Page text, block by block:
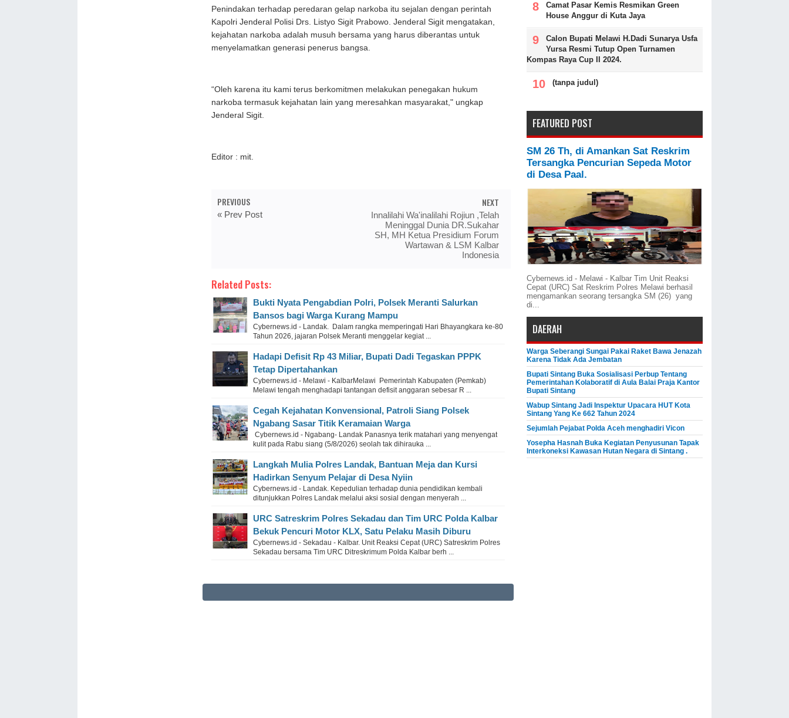
Penindakan terhadap peredaran gelap narkoba itu sejalan dengan perintah
Kapolri Jenderal Polisi Drs. Listyo Sigit Prabowo. Jenderal Sigit mengatakan,
kejahatan narkoba adalah musuh bersama yang harus diberantas untuk
menyelamatkan generasi penerus bangsa.
“Oleh karena itu kami terus berkomitmen melakukan penegakan hukum
narkoba termasuk kejahatan lain yang meresahkan masyarakat," ungkap
Jenderal Sigit.
Editor : mit.
PREVIOUS
« Prev Post
NEXT
Innalilahi Wa'inalilahi Rojiun ,Telah
Meninggal Dunia DR.Sukahar
SH, MH Ketua Presidium Forum
Wartawan & LSM Kalbar
Indonesia
Related Posts:
Bukti Nyata Pengabdian Polri, Polsek Meranti Salurkan
Bansos bagi Warga Kurang Mampu
Cybernews.id - Landak. Dalam rangka memperingati Hari Bhayangkara ke-80
Tahun 2026, jajaran Polsek Meranti menggelar kegiat ...
Hadapi Defisit Rp 43 Miliar, Bupati Dadi Tegaskan PPPK
Tetap Dipertahankan
Cybernews.id - Melawi - KalbarMelawi Pemerintah Kabupaten (Pemkab)
Melawi tengah menghadapi tantangan defisit anggaran sebesar R ...
Cegah Kejahatan Konvensional, Patroli Siang Polsek
Ngabang Sasar Titik Keramaian Warga
Cybernews.id - Ngabang- Landak Panasnya terik matahari yang menyengat
kulit pada Rabu siang (5/8/2026) seolah tak dihirauka ...
Langkah Mulia Polres Landak, Bantuan Meja dan Kursi
Hadirkan Senyum Pelajar di Desa Nyiin
Cybernews.id - Landak. Kepedulian terhadap dunia pendidikan kembali
ditunjukkan Polres Landak melalui aksi sosial dengan menyerah ...
URC Satreskrim Polres Sekadau dan Tim URC Polda Kalbar
Bekuk Pencuri Motor KLX, Satu Pelaku Masih Diburu
Cybernews.id - Sekadau - Kalbar. Unit Reaksi Cepat (URC) Satreskrim Polres
Sekadau bersama Tim URC Ditreskrimum Polda Kalbar berh ...
Camat Pasar Kemis Resmikan Green
House Anggur di Kuta Jaya
Calon Bupati Melawi H.Dadi Sunarya Usfa
Yursa Resmi Tutup Open Turnamen
Kompas Raya Cup II 2024.
(tanpa judul)
FEATURED POST
SM 26 Th, di Amankan Sat Reskrim
Tersangka Pencurian Sepeda Motor
di Desa Paal.
Cybernews.id - Melawi - Kalbar Tim Unit Reaksi
Cepat (URC) Sat Reskrim Polres Melawi berhasil
mengamankan seorang tersangka SM (26) yang
di...
DAERAH
Warga Seberangi Sungai Pakai Raket Bawa Jenazah
Karena Tidak Ada Jembatan
Bupati Sintang Buka Sosialisasi Perbup Tentang
Pemerintahan Kolaboratif di Aula Balai Praja Kantor
Bupati Sintang
Wabup Sintang Jadi Inspektur Upacara HUT Kota
Sintang Yang Ke 662 Tahun 2024
Sejumlah Pejabat Polda Aceh menghadiri Vicon
Yosepha Hasnah Buka Kegiatan Penyusunan Tapak
Interkoneksi Kawasan Hutan Negara di Sintang .